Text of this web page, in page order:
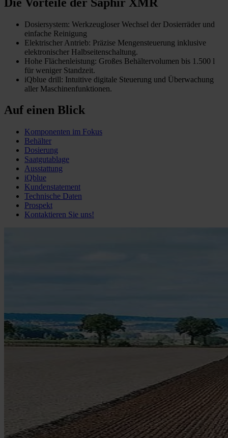
Dosiersystem: Werkzeugloser Wechsel der Dosierräder und
einfache Reinigung
Elektrischer Antrieb: Präzise Mengensteuerung inklusive
elektronischer Halbseitenschaltung.
Hohe Flächenleistung: Großes Behältervolumen bis 1.500 l
für weniger Standzeit.
iQblue drill: Intuitive digitale Steuerung und Überwachung
aller Maschinenfunktionen.
Auf einen Blick
Komponenten im Fokus
Behälter
Dosierung
Saatgutablage
Ausstattung
iQblue
Kundenstatement
Technische Daten
Prospekt
Kontaktieren Sie uns!